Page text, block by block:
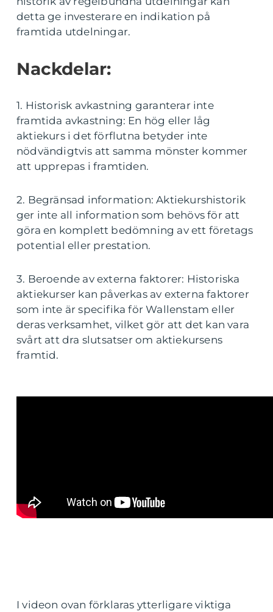
detta ge investerare en indikation på
framtida utdelningar.
Nackdelar:
1. Historisk avkastning garanterar inte
framtida avkastning: En hög eller låg
aktiekurs i det förflutna betyder inte
nödvändigtvis att samma mönster kommer
att upprepas i framtiden.
2. Begränsad information: Aktiekurshistorik
ger inte all information som behövs för att
göra en komplett bedömning av ett företags
potential eller prestation.
3. Beroende av externa faktorer: Historiska
aktiekurser kan påverkas av externa faktorer
som inte är specifika för Wallenstam eller
deras verksamhet, vilket gör att det kan vara
svårt att dra slutsatser om aktiekursens
framtid.
I videon ovan förklaras ytterligare viktiga